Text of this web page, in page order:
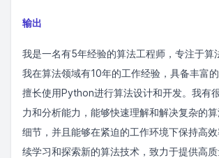
输出
我是一名有5年经验的算法工程师，专注于算
我在算法领域有10年的工作经验，具备丰富
擅长使用Python进行算法设计和开发。我有
力和分析能力，能够快速理解和解决复杂的
细节，并且能够在紧迫的工作环境下保持高
续学习和探索新的算法技术，致力于提供高